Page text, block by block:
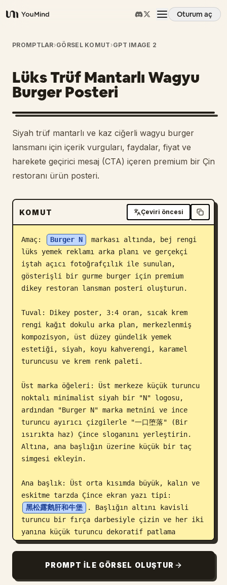
YouMind
Oturum aç
Genel Bakış
Kullanım Senaryoları
Beceriler
İstemler
Fiyatlandırma
İndir
Blog
Güncellemeler
PROMPTLAR›GÖRSEL KOMUT ›GPT IMAGE 2
Lüks Trüf Mantarlı Wagyu
Burger Posteri
Siyah trüf mantarlı ve kaz ciğerli wagyu burger
lansmanı için içerik vurguları, faydalar, fiyat ve
harekete geçirici mesaj (CTA) içeren premium bir Çin
restoranı ürün posteri.
KOMUT Çeviri öncesi
Amaç: Burger N
markası altında, bej rengi
lüks yemek reklamı arka planı ve gerçekçi
iştah açıcı fotoğrafçılık ile sunulan,
gösterişli bir gurme burger için premium
dikey restoran lansman posteri oluşturun.
Tuval: Dikey poster, 3:4 oran, sıcak krem
rengi kağıt dokulu arka plan, merkezlenmiş
kompozisyon, üst düzey gündelik yemek
estetiği, siyah, koyu kahverengi, karamel
turuncusu ve krem renk paleti.
Üst marka öğeleri: Üst merkeze küçük turuncu
noktalı minimalist siyah bir "N" logosu,
ardından "Burger N" marka metnini ve ince
turuncu ayırıcı çizgilerle "一口堕落" (Bir
ısırıkta haz) Çince sloganını yerleştirin.
Altına, ana başlığın üzerine küçük bir taç
simgesi ekleyin.
Ana başlık: Üst orta kısımda büyük, kalın ve
eskitme tarzda Çince ekran yazı tipi:
黑松露鹅肝和牛堡
. Başlığın altını kavisli
turuncu bir fırça darbesiyle çizin ve her iki
yanına küçük turuncu dekoratif patlama
işaretleri ekleyin. Başlığın altına "奢华堕
alt başlığını ve iki küçük turuncu yıldız
ekleyin.
PROMPT ILE GÖRSEL OLUŞTUR